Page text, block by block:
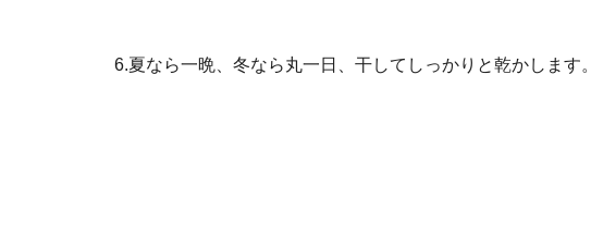
6.夏なら一晩、冬なら丸一日、干してしっかりと乾かします。